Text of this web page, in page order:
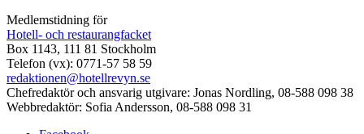
Medlemstidning för
Hotell- och restaurangfacket
Box 1143, 111 81 Stockholm
Telefon (vx): 0771-57 58 59
redaktionen@hotellrevyn.se
Chefredaktör och ansvarig utgivare: Jonas Nordling, 08-588 098 38
Webbredaktör: Sofia Andersson, 08-588 098 31